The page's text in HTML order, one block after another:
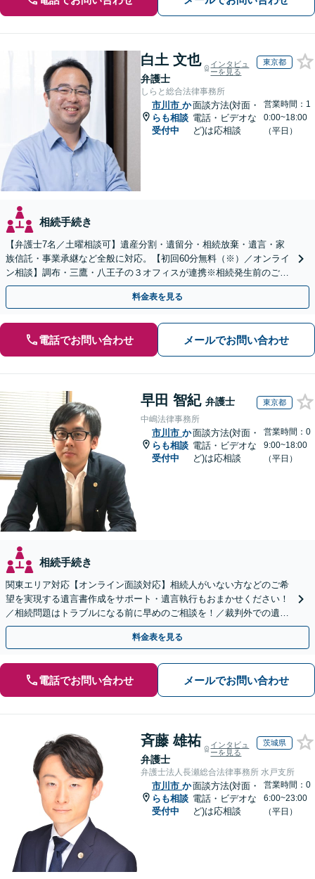
白土 文也
弁護士
インタビュ
ーを見る
東京都
しらと総合法律事務所
市川市 か
らも相談
受付中
面談方法(対面・
電話・ビデオな
ど)は応相談
営業時間：1
0:00~18:00
（平日）
相続手続き
【弁護士7名／土曜相談可】遺産分割・遺留分・相続放棄・遺言・家
族信託・事業承継など全般に対応。【初回60分無料（※）／オンライ
ン相談】調布・三鷹・八王子の３オフィスが連携※相続発生前のご相
談など有料相談になるものもございます。
料金表を見る
電話でお問い合わせ メールでお問い合わせ
早田 智紀 弁護士 東京都
中嶋法律事務所
市川市 か
らも相談
受付中
面談方法(対面・
電話・ビデオな
ど)は応相談
営業時間：0
9:00~18:00
（平日）
相続手続き
関東エリア対応【オンライン面談対応】相続人がいない方などのご希
望を実現する遺言書作成をサポート・遺言執行もおまかせください！
／相続問題はトラブルになる前に早めのご相談を！／裁判外での遺産
分割協議の経験多数【完全個室】
料金表を見る
電話でお問い合わせ メールでお問い合わせ
斉藤 雄祐
弁護士
インタビュ
ーを見る
茨城県
弁護士法人長瀬総合法律事務所 水戸支所
市川市 か
らも相談
受付中
面談方法(対面・
電話・ビデオな
ど)は応相談
営業時間：0
6:00~23:00
（平日）